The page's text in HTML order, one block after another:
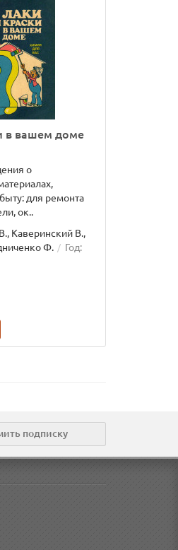
в вашем доме
о
для ремонта
ок..
Каверинский В.,
Ф.
Год:
подписку